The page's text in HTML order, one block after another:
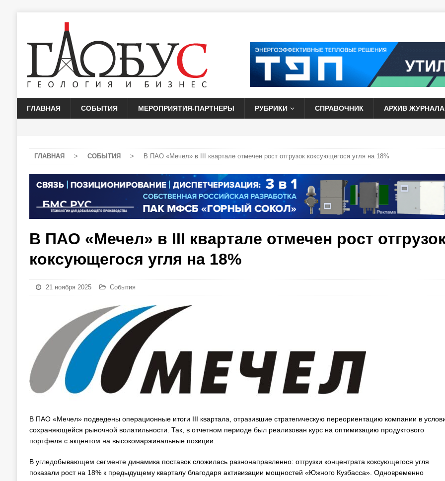
ГЛАВНАЯ СОБЫТИЯ МЕРОПРИЯТИЯ-ПАРТНЕРЫ РУБРИКИ СПРАВОЧНИК АРХИВ ЖУРНАЛА
ГЛАВНАЯ > СОБЫТИЯ > В ПАО «Мечел» в III квартале отмечен рост отгрузок коксующегося угля на 18%
В ПАО «Мечел» в III квартале отмечен рост
коксующегося угля на 18%
21 ноября 2025 События
В ПАО «Мечел» подведены операционные итоги III квартала, отразившие стратегическую переориентацию компании в
сохраняющейся рыночной волатильности. Так, в отчетном периоде был реализован курс на оптимизацию продуктового
портфеля с акцентом на высокомаржинальные позиции.
В угледобывающем сегменте динамика поставок сложилась разнонаправленно: отгрузки концентрата коксующегося угля
показали рост на 18% к предыдущему кварталу благодаря активизации мощностей «Южного Кузбасса». Одновременно